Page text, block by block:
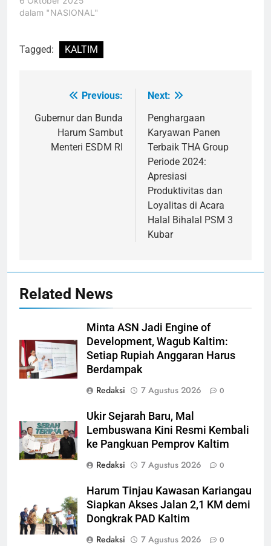
dalam "NASIONAL"
Tagged: KALTIM
Navigasi
pos
Previous:
Gubernur dan Bunda
Harum Sambut
Menteri ESDM RI
Next:
Penghargaan
Karyawan Panen
Terbaik THA Group
Periode 2024:
Apresiasi
Produktivitas dan
Loyalitas di Acara
Halal Bihalal PSM 3
Kubar
Related News
Minta ASN Jadi Engine of
Development, Wagub Kaltim:
Setiap Rupiah Anggaran Harus
Berdampak
Redaksi
7 Agustus 2026 0
Ukir Sejarah Baru, Mal
Lembuswana Kini Resmi Kembali
ke Pangkuan Pemprov Kaltim
Redaksi
7 Agustus 2026 0
Harum Tinjau Kawasan Kariangau
Siapkan Akses Jalan 2,1 KM demi
Dongkrak PAD Kaltim
Redaksi
7 Agustus 2026 0